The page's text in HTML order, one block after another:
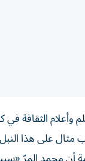
وأعلام الثقافة
مثال على هذا